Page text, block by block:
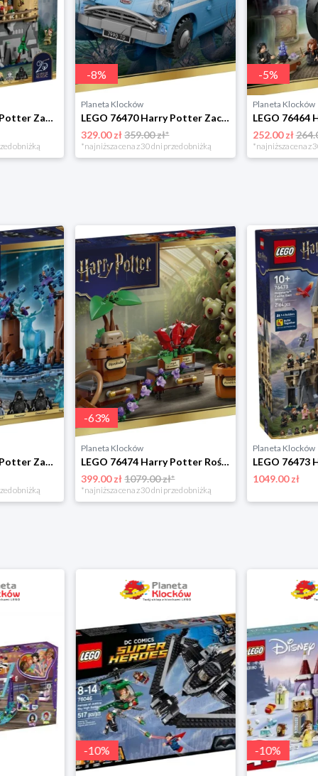
LEGO 76463 Harry Potter Zamek Hogwart: skrzydło szpitalne Lego
obniżką
-8%
Planeta Klocków
LEGO 76470 Harry Potter Zaczarowany latający Ford Lego
329.00 zł359.00 zł*
*najniższa cena z 30 dni przed obniżką
-5%
Planeta Klocków
252.00 zł
*najniższa cena z
LEGO 76475 Harry Potter Zakazany Las: Expecto Patronum Lego
obniżką
-63%
Planeta Klocków
LEGO 76474 Harry Potter Rośliny z lekcji zielarstwa w Hogwarcie Lego
399.00 zł1079.00 zł*
*najniższa cena z 30 dni przed obniżką
Planeta Klocków
1049.00 zł
-10 %